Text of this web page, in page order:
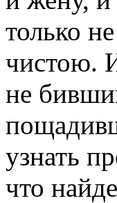
только
чистою.
не
узнать
что